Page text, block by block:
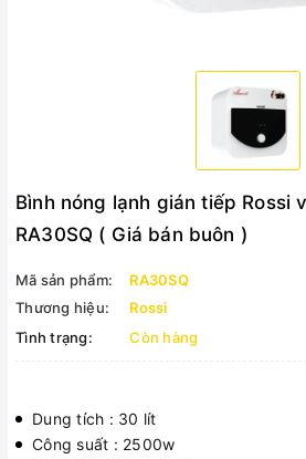
Bình nóng lạnh gián tiếp Rossi
RA30SQ ( Giá bán buôn )
Mã sản phẩm:
RA30SQ
Thương hiệu:
Rossi
Tình trạng:
Còn hàng
Dung tích : 30 lít
Công suất : 2500w